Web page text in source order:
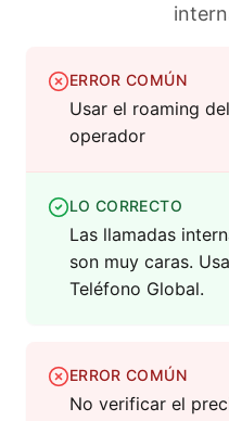
ERROR COMÚN
Usar el roaming
operador
LO CORRECTO
Las llamadas
son muy caras.
Teléfono Global.
ERROR COMÚN
No verificar el